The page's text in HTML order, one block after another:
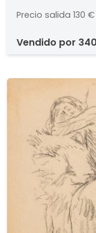
Precio salida 130 €
vendido por